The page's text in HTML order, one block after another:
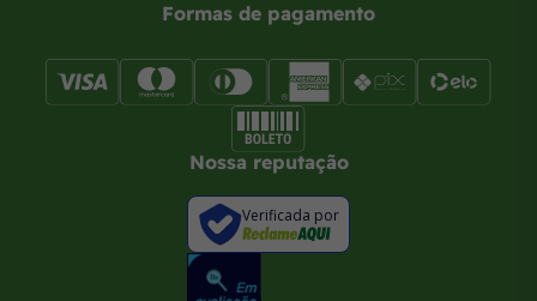
Formas de pagamento
Nossa reputação
Verificada por